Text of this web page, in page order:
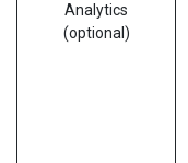
Analytics
(optional)